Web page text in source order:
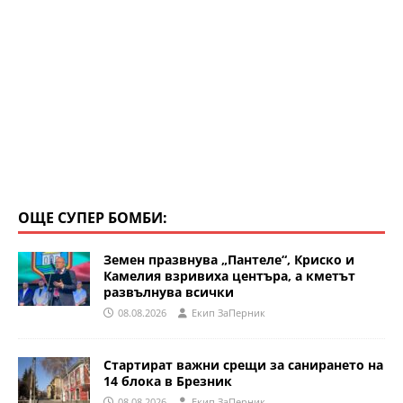
ОЩЕ СУПЕР БОМБИ:
Земен празвнува „Пантеле“, Криско и
Камелия взривиха центъра, а кметът
развълнува всички
08.08.2026 Eкип ЗаПерник
Стартират важни срещи за санирането на
14 блока в Брезник